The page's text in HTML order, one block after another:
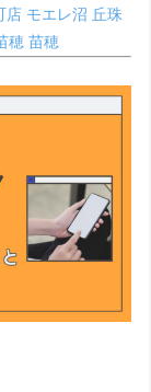
店 モエレ沼 丘珠
穂苗穂